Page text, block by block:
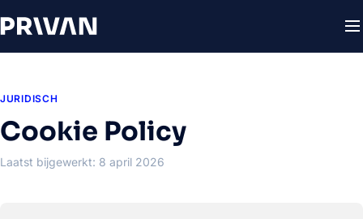
JURIDISCH
Cookie Policy
Laatst bijgewerkt: 8 april 2026